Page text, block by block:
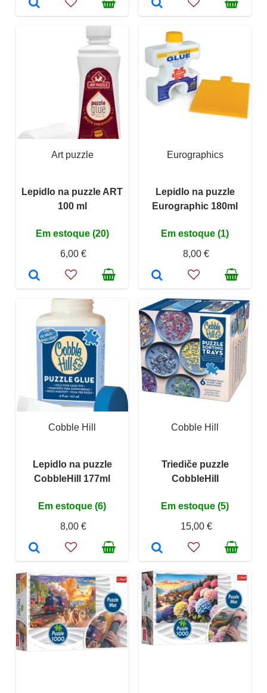
Art puzzle
Lepidlo na puzzle ART
100 ml
Em estoque (20)
6,00 €
Eurographics
Lepidlo na puzzle
Eurographic 180ml
Em estoque (1)
8,00 €
Cobble Hill
Lepidlo na puzzle
CobbleHill 177ml
Em estoque (6)
8,00 €
Cobble Hill
Triediče puzzle
CobbleHill
Em estoque (5)
15,00 €